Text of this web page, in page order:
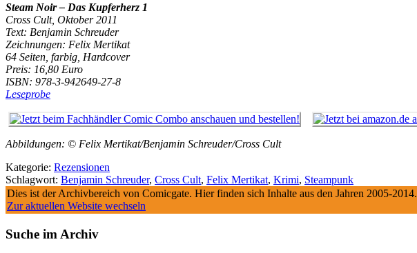
Steam Noir – Das Kupferherz 1
Cross Cult, Oktober 2011
Text: Benjamin Schreuder
Zeichnungen: Felix Mertikat
64 Seiten, farbig, Hardcover
Preis: 16,80 Euro
ISBN: 978-3-942649-27-8
Leseprobe
Abbildungen: © Felix Mertikat/Benjamin Schreuder/Cross Cult
Kategorie: Rezensionen
Schlagwort: Benjamin Schreuder, Cross Cult, Felix Mertikat, Krimi, Steampunk
Dies ist der Archivbereich von Comicgate. Hier finden sich Inhalte aus den Jahren 2005-2014.
Zur aktuellen Website wechseln
Suche im Archiv